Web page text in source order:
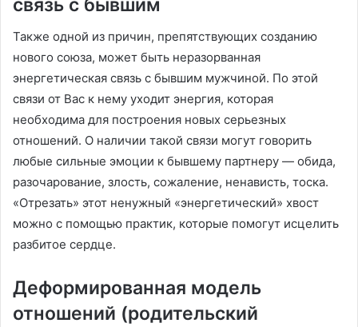
Также одной из причин, препятствующих созданию
нового союза, может быть неразорванная
энергетическая связь с бывшим мужчиной. По этой
связи от Вас к нему уходит энергия, которая
необходима для построения новых серьезных
отношений. О наличии такой связи могут говорить
любые сильные эмоции к бывшему партнеру — обида,
разочарование, злость, сожаление, ненависть, тоска.
«Отрезать» этот ненужный «энергетический» хвост
можно с помощью практик, которые помогут исцелить
разбитое сердце.
Деформированная модель
отношений (родительский